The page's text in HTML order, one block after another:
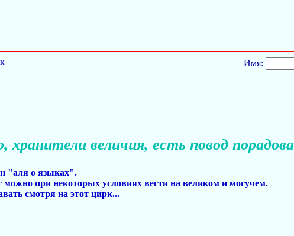
Имя:
хранители величия, есть повод
"аля о языках".
можно при некоторых условиях вести на великом и могучем.
смотря на этот цирк...